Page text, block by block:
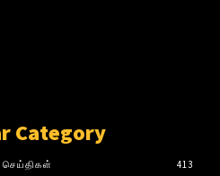
Category
413